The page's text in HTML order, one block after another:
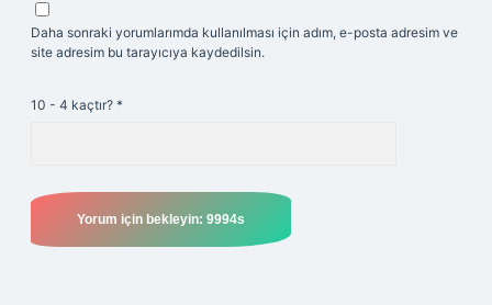
Daha sonraki yorumlarımda kullanılması için adım, e-posta adresim ve
site adresim bu tarayıcıya kaydedilsin.
10 - 4 kaçtır? *